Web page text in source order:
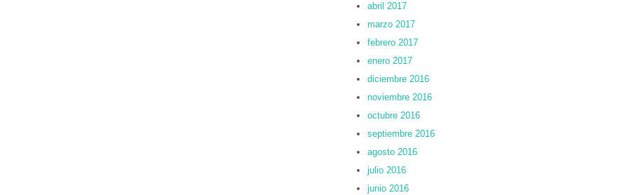
abril 2017
marzo 2017
febrero 2017
enero 2017
diciembre 2016
noviembre 2016
octubre 2016
septiembre 2016
agosto 2016
julio 2016
junio 2016